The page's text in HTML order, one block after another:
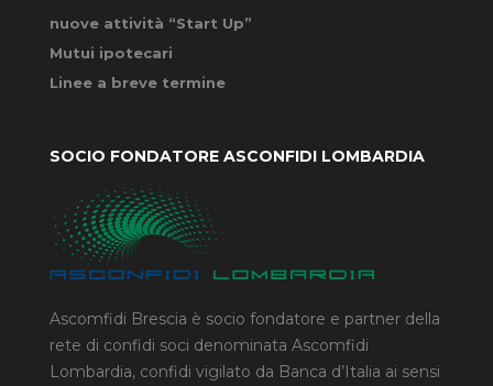
nuove attività “Start Up”
Mutui ipotecari
Linee a breve termine
SOCIO FONDATORE ASCONFIDI LOMBARDIA
Ascomfidi Brescia è socio fondatore e partner della
rete di confidi soci denominata Ascomfidi
Lombardia, confidi vigilato da Banca d’Italia ai sensi